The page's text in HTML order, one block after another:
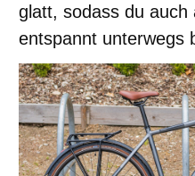
glatt, sodass du auch
entspannt unterwegs